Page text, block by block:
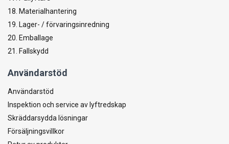
18. Materialhantering
19. Lager- / förvaringsinredning
20. Emballage
21. Fallskydd
Användarstöd
Användarstöd
Inspektion och service av lyftredskap
Skräddarsydda lösningar
Försäljningsvillkor